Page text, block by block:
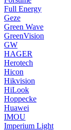
Full Energy
Geze
Green Wave
GreenVision
GW
HAGER
Herotech
Hicon
Hikvision
HiLook
Hoppecke
Huawei
IMOU
Imperium Light